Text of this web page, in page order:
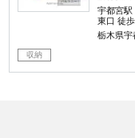
宇都宮駅
東口 徒
栃木県宇
収納